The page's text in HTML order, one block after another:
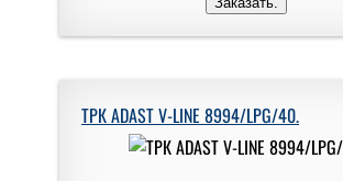
ТРК ADAST V-LINE 8994/LPG/40.